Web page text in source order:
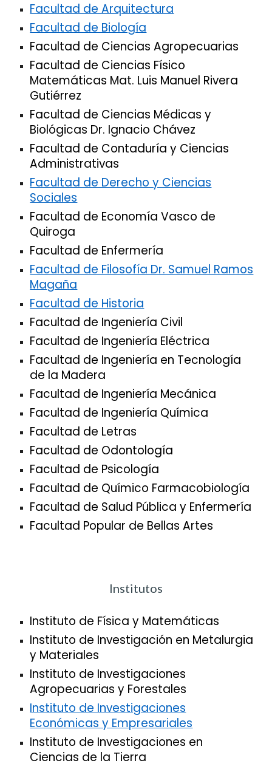
Facultad de Arquitectura
Facultad de Biología
Facultad de Ciencias Agropecuarias
Facultad de Ciencias Físico
Matemáticas Mat. Luis Manuel Rivera
Gutiérrez
Facultad de Ciencias Médicas y
Biológicas Dr. Ignacio Chávez
Facultad de Contaduría y Ciencias
Administrativas
Facultad de Derecho y Ciencias
Sociales
Facultad de Economía Vasco de
Quiroga
Facultad de Enfermería
Facultad de Filosofía Dr. Samuel Ramos
Magaña
Facultad de Historia
Facultad de Ingeniería Civil
Facultad de Ingeniería Eléctrica
Facultad de Ingeniería en Tecnología
de la Madera
Facultad de Ingeniería Mecánica
Facultad de Ingeniería Química
Facultad de Letras
Facultad de Odontología
Facultad de Psicología
Facultad de Químico Farmacobiología
Facultad de Salud Pública y Enfermería
Facultad Popular de Bellas Artes
Institutos
Instituto de Física y Matemáticas
Instituto de Investigación en Metalurgia
y Materiales
Instituto de Investigaciones
Agropecuarias y Forestales
Instituto de Investigaciones
Económicas y Empresariales
Instituto de Investigaciones en
Ciencias de la Tierra